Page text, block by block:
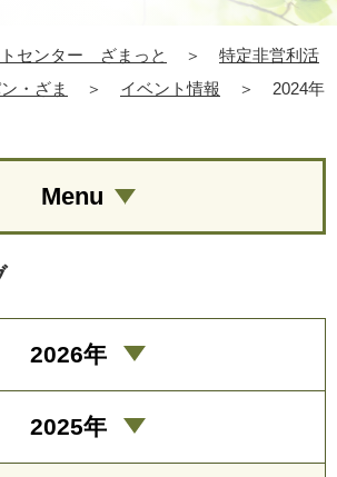
センター ざまっと ＞
特定非営利活
・ざま
＞ イベント情報 ＞
2024年
Menu
2026年
2025年